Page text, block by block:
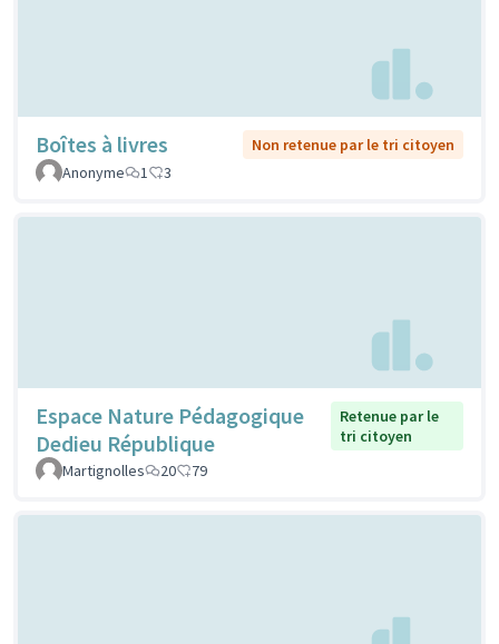
Boîtes à livres
Non retenue par le tri citoyen
Anonyme
1 3
Espace Nature Pédagogique
Dedieu République
Retenue par le
tri citoyen
Martignolles
20 79